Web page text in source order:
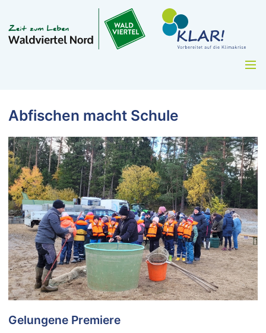
Abfischen macht Schule
Gelungene Premiere